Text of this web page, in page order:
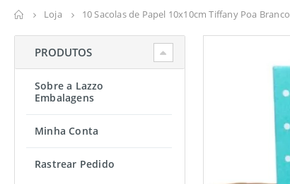
Loja 10 Sacolas de Papel 10x10cm Tiffany Poa Branco
PRODUTOS
Sobre a Lazzo
Embalagens
Minha Conta
Rastrear Pedido